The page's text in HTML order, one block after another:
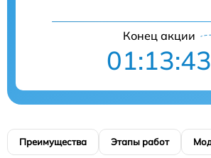
Конец акции
01:13:42
Преимущества Этапы работ